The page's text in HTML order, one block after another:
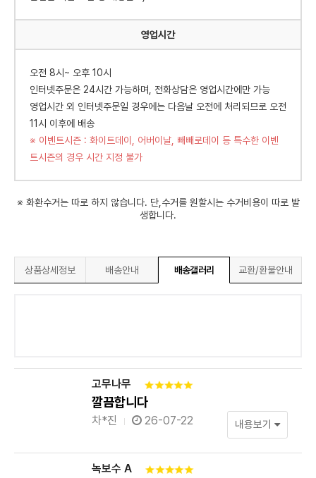
영업시간
오전 8시~ 오후 10시
인터넷주문은 24시간 가능하며, 전화상담은 영업시간에만 가능
영업시간 외 인터넷주문일 경우에는 다음날 오전에 처리되므로 오전
11시 이후에 배송
※ 이벤트시즌 : 화이트데이, 어버이날, 빼빼로데이 등 특수한 이벤
트시즌의 경우 시간 지정 불가
※ 화환수거는 따로 하지 않습니다. 단,수거를 원할시는 수거비용이 따로 발
생합니다.
상품상세정보 배송안내 배송갤러리 교환/환불안내
고무나무
깔끔합니다
차*진 26-07-22 내용보기
녹보수 A